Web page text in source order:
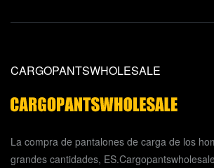
CARGOPANTSWHOLESALE
La compra de pantalones de carga de los
grandes cantidades,